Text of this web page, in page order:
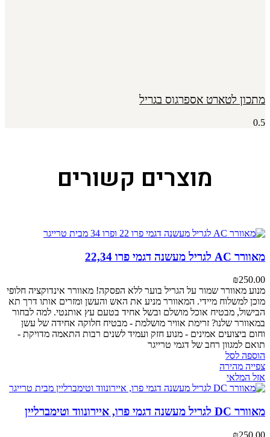
מתכון לטארט אספרגוס בגריל
מוצרים קשורים
מאוורר AC לגריל מעשנה דגמי פרו 22,34
₪250.00
מנוע מאוורר שמור על הגריל בוער ללא הפסקה! מאוורר אינדוקציה חלופי
מוכן למשלוח מיידי. המאוורר מניע את האש והעשן ומזרים אותו דרך תא
הבישול, מבטיח אוכל מושלם ובשל אחיד בטעם עץ אותנטי. למה לבחור
במאוורר שלנו? זרימת אוויר מושלמת - מבטיח חלוקה אחידה של עשן
וחום ביצועים אמינים - מנוע חזק ועמיד לשנים רבות התאמה מדויקת -
תואם למגוון רחב של דגמי טרייגר
הוספה לסל
צפייה מהירה
אזל המלאי
מאוורר DC לגריל מעשנה דגמי פרו, איירונווד וטימברליין
₪250.00